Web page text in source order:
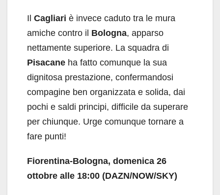
Il Cagliari è invece caduto tra le mura
amiche contro il Bologna, apparso
nettamente superiore. La squadra di
Pisacane ha fatto comunque la sua
dignitosa prestazione, confermandosi
compagine ben organizzata e solida, dai
pochi e saldi principi, difficile da superare
per chiunque. Urge comunque tornare a
fare punti!
Fiorentina-Bologna, domenica 26
ottobre alle 18:00 (DAZN/NOW/SKY)